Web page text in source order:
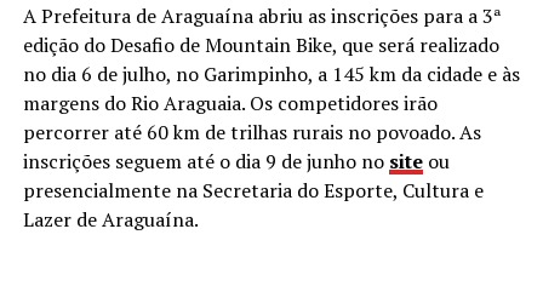
A Prefeitura de Araguaína abriu as inscrições para a 3ª
edição do Desafio de Mountain Bike, que será realizado
no dia 6 de julho, no Garimpinho, a 145 km da cidade e às
margens do Rio Araguaia. Os competidores irão
percorrer até 60 km de trilhas rurais no povoado. As
inscrições seguem até o dia 9 de junho no site ou
presencialmente na Secretaria do Esporte, Cultura e
Lazer de Araguaína.